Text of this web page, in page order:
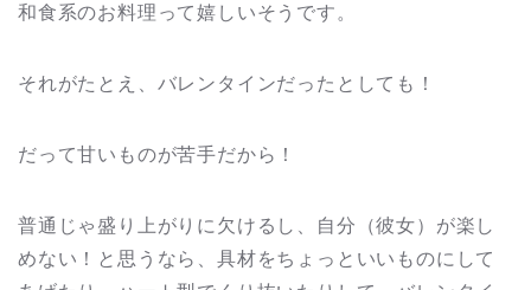
和食系のお料理って嬉しいそうです。
それがたとえ、バレンタインだったとしても！
だって甘いものが苦手だから！
普通じゃ盛り上がりに欠けるし、自分（彼女）が楽し
めない！と思うなら、具材をちょっといいものにして